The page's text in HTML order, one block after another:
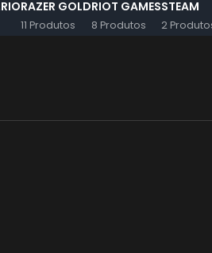
RAZER GOLD
11 Produtos
RIOT GAMES
8 Produtos
STEAM
2